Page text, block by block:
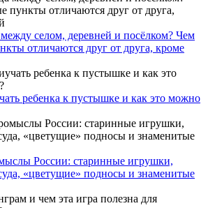
селом, деревней и посёлком? Чем
отличаются друг от друга, кроме
ребенка к пустышке и как это можно
России: старинные игрушки,
«цветущие» подносы и знаменитые